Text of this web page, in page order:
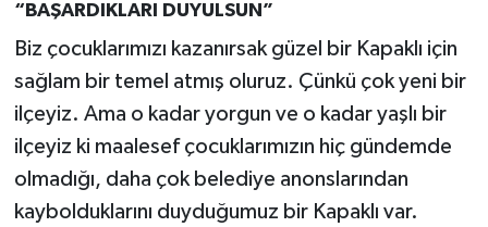
“BAŞARDIKLARI DUYULSUN”
Biz çocuklarımızı kazanırsak güzel bir Kapaklı için
sağlam bir temel atmış oluruz. Çünkü çok yeni bir
ilçeyiz. Ama o kadar yorgun ve o kadar yaşlı bir
ilçeyiz ki maalesef çocuklarımızın hiç gündemde
olmadığı, daha çok belediye anonslarından
kaybolduklarını duyduğumuz bir Kapaklı var.